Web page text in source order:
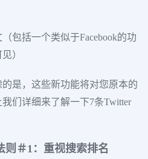
包括一个类似于Facebook的功
）
是，这些新功能将对您原本的
们详细来了解一下7条Twitter
＃1：重视搜索排名